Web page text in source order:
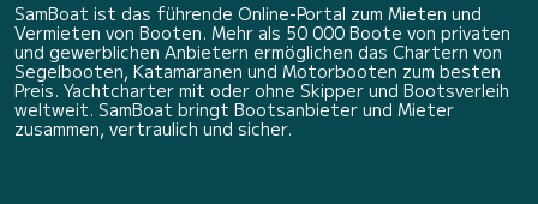
SamBoat ist das führende Online-Portal zum Mieten und
Vermieten von Booten. Mehr als 50 000 Boote von privaten
und gewerblichen Anbietern ermöglichen das Chartern von
Segelbooten, Katamaranen und Motorbooten zum besten
Preis. Yachtcharter mit oder ohne Skipper und Bootsverleih
weltweit. SamBoat bringt Bootsanbieter und Mieter
zusammen, vertraulich und sicher.